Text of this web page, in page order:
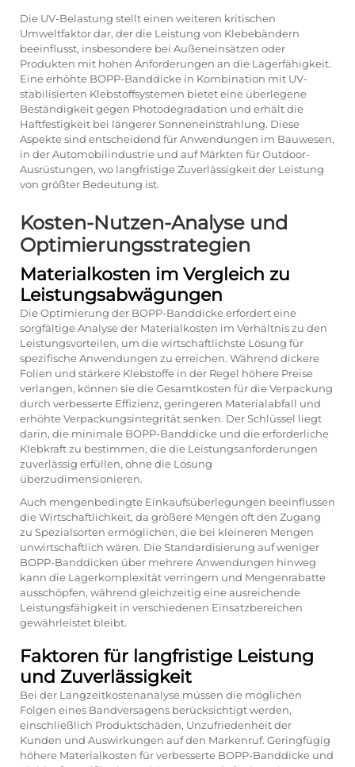
Die UV-Belastung stellt einen weiteren kritischen
Umweltfaktor dar, der die Leistung von Klebebändern
beeinflusst, insbesondere bei Außeneinsätzen oder
Produkten mit hohen Anforderungen an die Lagerfähigkeit.
Eine erhöhte BOPP-Banddicke in Kombination mit UV-
stabilisierten Klebstoffsystemen bietet eine überlegene
Beständigkeit gegen Photodegradation und erhält die
Haftfestigkeit bei längerer Sonneneinstrahlung. Diese
Aspekte sind entscheidend für Anwendungen im Bauwesen,
in der Automobilindustrie und auf Märkten für Outdoor-
Ausrüstungen, wo langfristige Zuverlässigkeit der Leistung
von größter Bedeutung ist.
Kosten-Nutzen-Analyse und
Optimierungsstrategien
Materialkosten im Vergleich zu
Leistungsabwägungen
Die Optimierung der BOPP-Banddicke erfordert eine
sorgfältige Analyse der Materialkosten im Verhältnis zu den
Leistungsvorteilen, um die wirtschaftlichste Lösung für
spezifische Anwendungen zu erreichen. Während dickere
Folien und stärkere Klebstoffe in der Regel höhere Preise
verlangen, können sie die Gesamtkosten für die Verpackung
durch verbesserte Effizienz, geringeren Materialabfall und
erhöhte Verpackungsintegrität senken. Der Schlüssel liegt
darin, die minimale BOPP-Banddicke und die erforderliche
Klebkraft zu bestimmen, die die Leistungsanforderungen
zuverlässig erfüllen, ohne die Lösung
überzudimensionieren.
Auch mengenbedingte Einkaufsüberlegungen beeinflussen
die Wirtschaftlichkeit, da größere Mengen oft den Zugang
zu Spezialsorten ermöglichen, die bei kleineren Mengen
unwirtschaftlich wären. Die Standardisierung auf weniger
BOPP-Banddicken über mehrere Anwendungen hinweg
kann die Lagerkomplexität verringern und Mengenrabatte
ausschöpfen, während gleichzeitig eine ausreichende
Leistungsfähigkeit in verschiedenen Einsatzbereichen
gewährleistet bleibt.
Faktoren für langfristige Leistung
und Zuverlässigkeit
Bei der Langzeitkostenanalyse müssen die möglichen
Folgen eines Bandversagens berücksichtigt werden,
einschließlich Produktschäden, Unzufriedenheit der
Kunden und Auswirkungen auf den Markenruf. Geringfügig
höhere Materialkosten für verbesserte BOPP-Banddicke und